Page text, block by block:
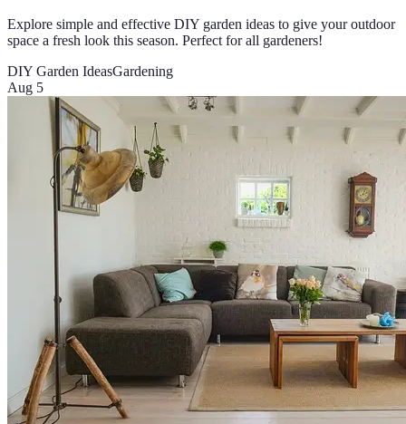
Explore simple and effective DIY garden ideas to give your outdoor
space a fresh look this season. Perfect for all gardeners!
DIY Garden IdeasGardening
Aug 5